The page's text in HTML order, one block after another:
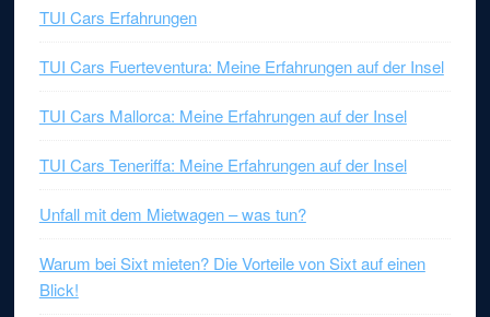
TUI Cars Erfahrungen
TUI Cars Fuerteventura: Meine Erfahrungen auf der Insel
TUI Cars Mallorca: Meine Erfahrungen auf der Insel
TUI Cars Teneriffa: Meine Erfahrungen auf der Insel
Unfall mit dem Mietwagen – was tun?
Warum bei Sixt mieten? Die Vorteile von Sixt auf einen
Blick!